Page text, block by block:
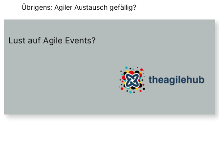
Übrigens: Agiler Austausch gefällig?
Lust auf Agile Events?